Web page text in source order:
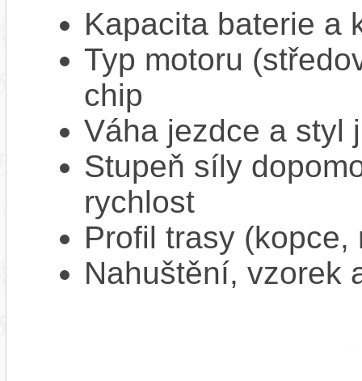
Kapacita baterie a
Typ motoru
chip
Váha jezdce a styl
Stupeň síly
rychlost
Profil trasy
Nahuštění, vzorek